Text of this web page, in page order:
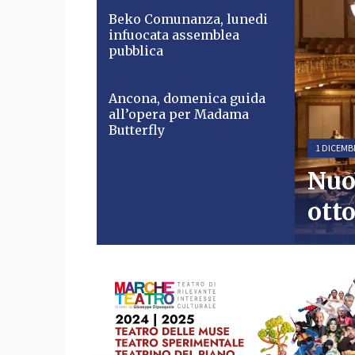
1
1
30
30
Beko Comunanza, lunedi
infuocata assemblea
pubblica
Ancona, domenica guida
all’opera per Madama
Butterfly